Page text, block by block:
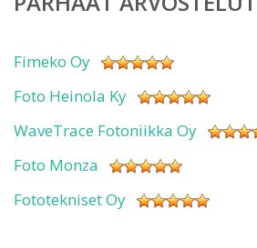
Fimeko Oy
Foto Heinola Ky
WaveTrace Fotoniikka Oy
Foto Monza
Fototekniset Oy